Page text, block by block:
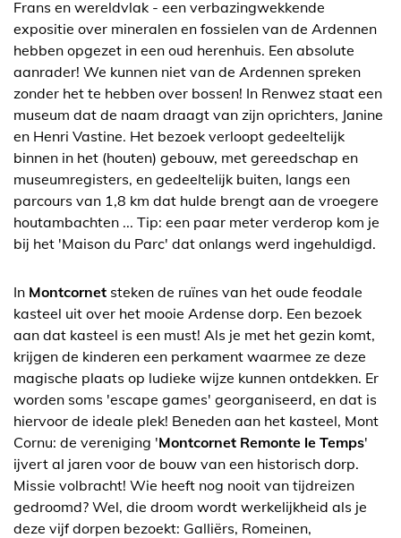
Frans en wereldvlak - een verbazingwekkende
expositie over mineralen en fossielen van de Ardennen
hebben opgezet in een oud herenhuis. Een absolute
aanrader! We kunnen niet van de Ardennen spreken
zonder het te hebben over bossen! In Renwez staat een
museum dat de naam draagt van zijn oprichters, Janine
en Henri Vastine. Het bezoek verloopt gedeeltelijk
binnen in het (houten) gebouw, met gereedschap en
museumregisters, en gedeeltelijk buiten, langs een
parcours van 1,8 km dat hulde brengt aan de vroegere
houtambachten ... Tip: een paar meter verderop kom je
bij het 'Maison du Parc' dat onlangs werd ingehuldigd.
In Montcornet steken de ruïnes van het oude feodale
kasteel uit over het mooie Ardense dorp. Een bezoek
aan dat kasteel is een must! Als je met het gezin komt,
krijgen de kinderen een perkament waarmee ze deze
magische plaats op ludieke wijze kunnen ontdekken. Er
worden soms 'escape games' georganiseerd, en dat is
hiervoor de ideale plek! Beneden aan het kasteel, Mont
Cornu: de vereniging 'Montcornet Remonte le Temps'
ijvert al jaren voor de bouw van een historisch dorp.
Missie volbracht! Wie heeft nog nooit van tijdreizen
gedroomd? Wel, die droom wordt werkelijkheid als je
deze vijf dorpen bezoekt: Galliërs, Romeinen,